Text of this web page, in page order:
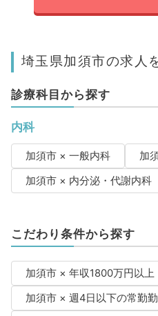
埼玉県加須市の求人
診療科目から探す
内科
加須市 × 一般内科
加
加須市 × 内分泌・代謝内科
こだわり条件から探す
加須市 × 年収1800万円以上
加須市 × 週4日以下の常勤